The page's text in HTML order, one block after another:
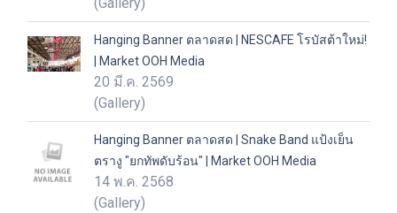
Hanging Banner ตลาดสด | NESCAFE โรบัสต้าใหม่!
| Market OOH Media
20 มี.ค. 2569
(Gallery)
Hanging Banner ตลาดสด | Snake Band แป้งเย็น
ตรางู "ยกทัพดับร้อน" | Market OOH Media
14 พ.ค. 2568
(Gallery)